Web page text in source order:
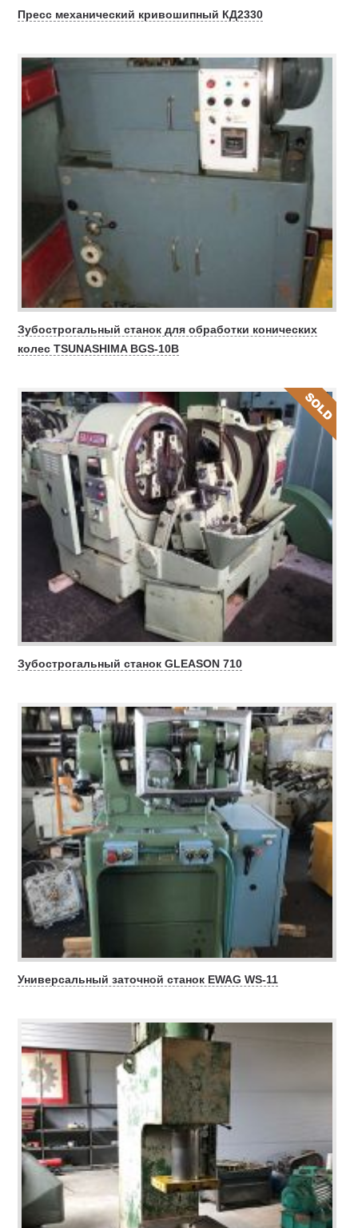
Пресс механический кривошипный КД2330
Зубострогальный станок для обработки конических
колес TSUNASHIMA BGS-10B
Зубострогальный станок GLEASON 710
Универсальный заточной станок EWAG WS-11